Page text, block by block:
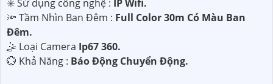
✳️ Sử dụng công nghệ : IP Wifi.
🔦 Tầm Nhìn Ban Đêm : Full Color 30m Có Màu Ban
Ðêm.
🤹 Loại Camera Ip67 360.
️💮 Khả Năng : Báo Động Chuyển Động.